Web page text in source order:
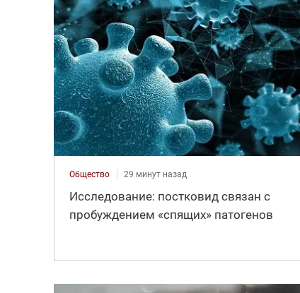
Общество 29 минут назад
Исследование: постковид связан с
пробуждением «спящих» патогенов